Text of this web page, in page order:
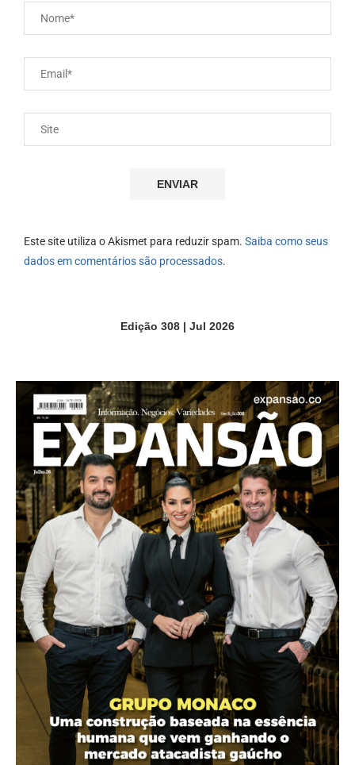
Este site utiliza o Akismet para reduzir spam. Saiba como seus
dados em comentários são processados.
Edição 308 | Jul 2026